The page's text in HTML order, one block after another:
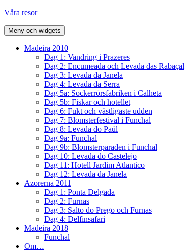
Hoppa
innehåll
Våra resor
Meny och widgets
Madeira 2010
Dag 1: Vandring i Prazeres
Dag 2: Encumeada och Levada das Rabaçal
Dag 3: Levada da Janela
Dag 4: Levada da Serra
Dag 5a: Sockerrörsfabriken i Calheta
Dag 5b: Fiskar och hotellet
Dag 6: Fukt och västligaste udden
Dag 7: Blomsterfestival i Funchal
Dag 8: Levada do Paúl
Dag 9a: Funchal
Dag 9b: Blomsterparaden i Funchal
Dag 10: Levada do Castelejo
Dag 11: Hotell Jardim Atlantico
Dag 12: Levada da Janela
Azorerna 2011
Dag 1: Ponta Delgada
Dag 2: Furnas
Dag 3: Salto do Prego och Furnas
Dag 4: Delfinsafari
Madeira 2018
Funchal
Om…